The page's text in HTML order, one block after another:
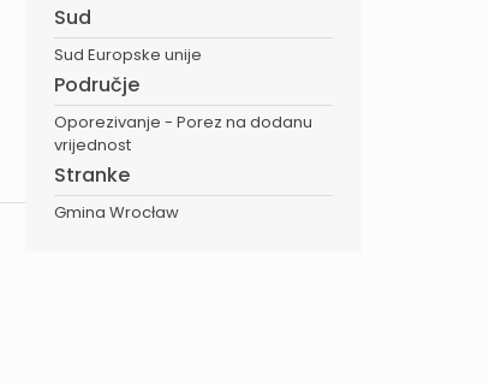
Sud
Sud Europske unije
Područje
Oporezivanje - Porez na dodanu
vrijednost
Stranke
Gmina Wrocław